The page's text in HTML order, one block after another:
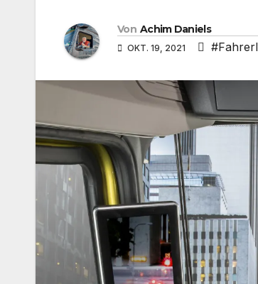
Von Achim Daniels
OKT. 19, 2021